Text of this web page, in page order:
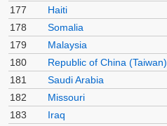
177
Haiti
178
Somalia
179
Malaysia
180
Republic of China (Taiwan)
181
Saudi Arabia
182
Missouri
183
Iraq